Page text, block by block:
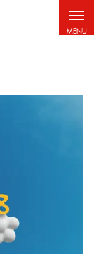
MENU